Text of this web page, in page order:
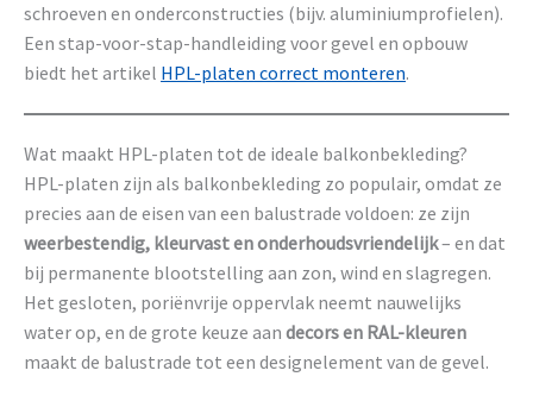
schroeven en onderconstructies (bijv. aluminiumprofielen).
Een stap-voor-stap-handleiding voor gevel en opbouw
biedt het artikel HPL-platen correct monteren.
Wat maakt HPL-platen tot de ideale balkonbekleding?
HPL-platen zijn als balkonbekleding zo populair, omdat ze
precies aan de eisen van een balustrade voldoen: ze zijn
weerbestendig, kleurvast en onderhoudsvriendelijk– en dat
bij permanente blootstelling aan zon, wind en slagregen.
Het gesloten, poriënvrije oppervlak neemt nauwelijks
water op, en de grote keuze aan decors en RAL-kleuren
maakt de balustrade tot een designelement van de gevel.